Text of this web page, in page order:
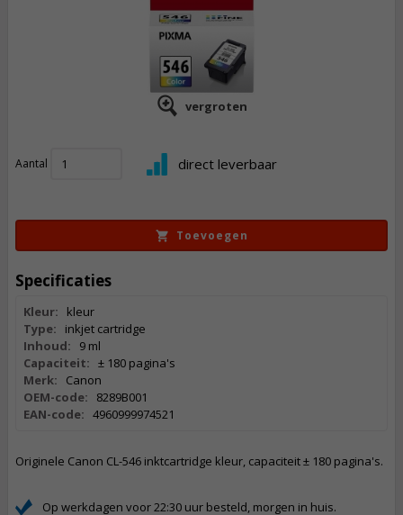
vergroten
Aantal direct leverbaar
Toevoegen
Specificaties
Kleur:
kleur
Type:
inkjet cartridge
Inhoud:
9 ml
Capaciteit: ± 180 pagina's
Merk:
Canon
OEM-code:
8289B001
EAN-code: 4960999974521
Originele Canon CL-546 inktcartridge kleur, capaciteit ± 180 pagina's.
Op werkdagen voor 22:30 uur besteld, morgen in huis.